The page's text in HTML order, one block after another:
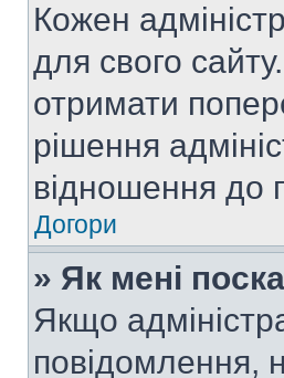
Кожен
для свого
отримати
рішення
відношення до
Догори
» Як мені
Якщо
повідомлення,